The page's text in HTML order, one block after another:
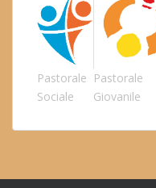
Pastorale
Sociale
Pastorale
Giovanile